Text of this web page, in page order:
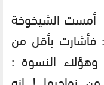
أمست الشيخوخة
فأشارت بأقل من
النسوة :